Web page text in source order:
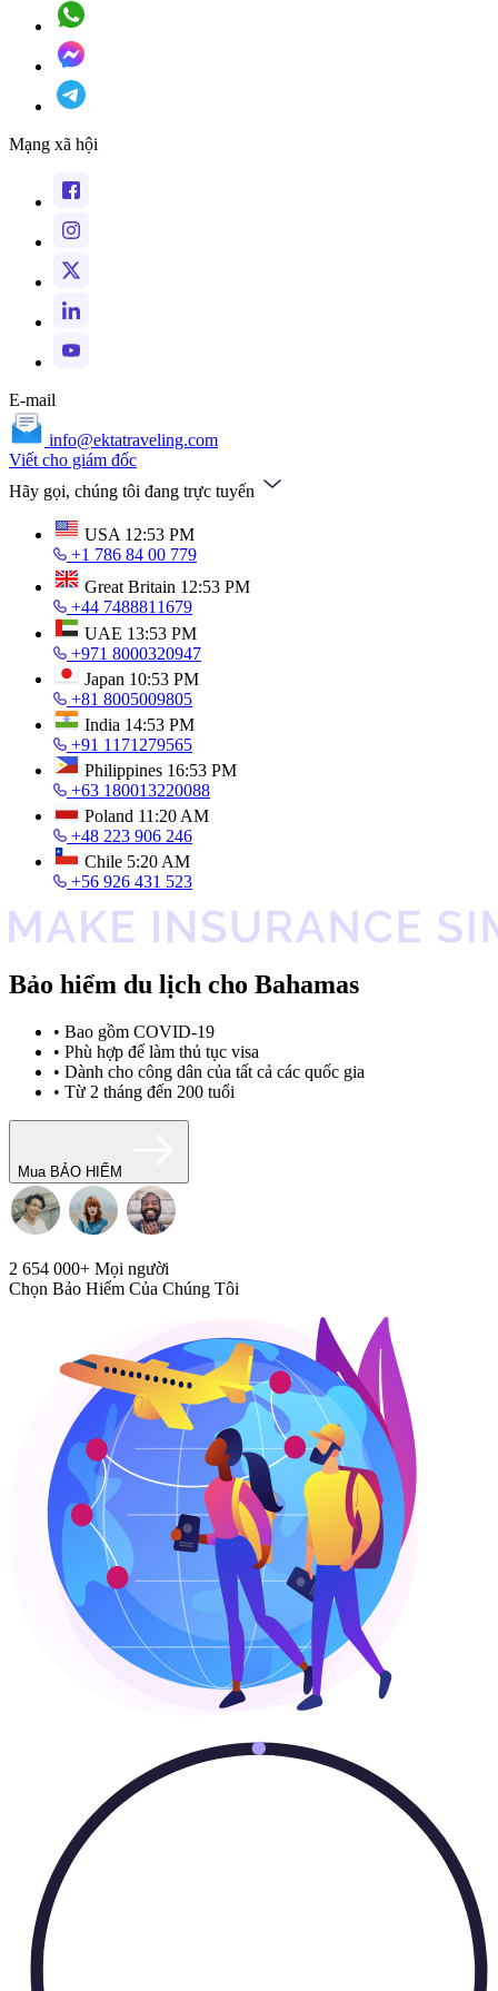
Mạng xã hội
E-mail
info@ektatraveling.com
Viết cho giám đốc
Hãy gọi, chúng tôi đang trực tuyến
USA 12:53 PM
+1 786 84 00 779
Great Britain 12:53 PM
+44 7488811679
UAE 13:53 PM
+971 8000320947
Japan 10:53 PM
+81 8005009805
India 14:53 PM
+91 1171279565
Philippines 16:53 PM
+63 180013220088
Poland 11:20 AM
+48 223 906 246
Chile 5:20 AM
+56 926 431 523
Bảo hiểm du lịch cho Bahamas
• Bao gồm COVID-19
• Phù hợp để làm thủ tục visa
• Dành cho công dân của tất cả các quốc gia
• Từ 2 tháng đến 200 tuổi
Mua BẢO HIỂM
2 654 000+ Mọi người
Chọn Bảo Hiểm Của Chúng Tôi